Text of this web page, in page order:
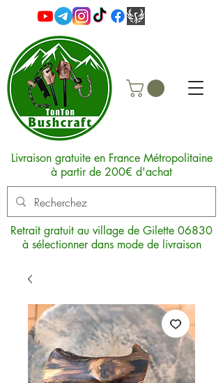
Livraison gratuite en France Métropolitaine
à partir de 200€ d'achat
Retrait gratuit au village de Gilette 06830
à sélectionner dans mode de livraison